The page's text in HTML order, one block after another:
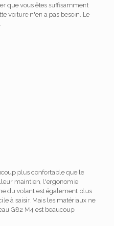
que vous êtes suffisamment
voiture n'en a pas besoin. Le
plus confortable que le
maintien, l'ergonomie
du volant est également plus
à saisir. Mais les matériaux ne
G82 M4 est beaucoup